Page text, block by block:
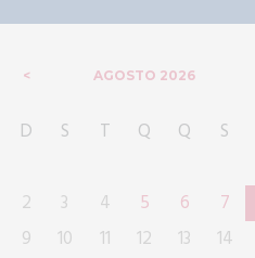
AGOSTO 2026
D S T Q Q S
2
3 4 5 6 7
9
10 11 12 13 14